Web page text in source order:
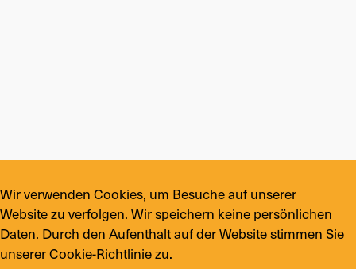
Wir verwenden Cookies, um Besuche auf unserer
Website zu verfolgen. Wir speichern keine persönlichen
Daten. Durch den Aufenthalt auf der Website stimmen Sie
unserer Cookie-Richtlinie zu.